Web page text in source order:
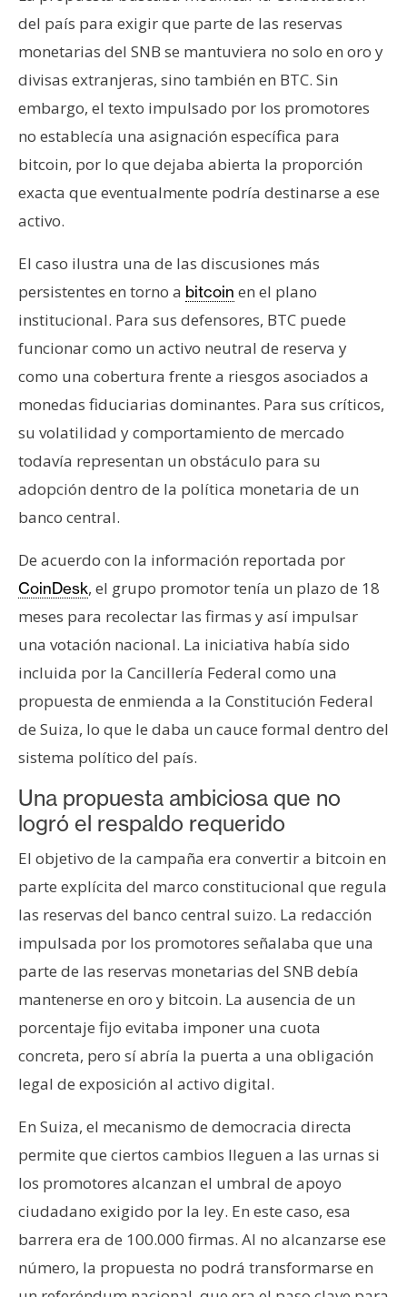
C
n
t
a
c
o
u
b
l
i
i
d
a
d
del país para exigir que parte de las reservas
monetarias del SNB se mantuviera no solo en oro y
divisas extranjeras, sino también en BTC. Sin
embargo, el texto impulsado por los promotores
no establecía una asignación específica para
bitcoin, por lo que dejaba abierta la proporción
exacta que eventualmente podría destinarse a ese
activo.
El caso ilustra una de las discusiones más
persistentes en torno a bitcoin en el plano
institucional. Para sus defensores, BTC puede
funcionar como un activo neutral de reserva y
como una cobertura frente a riesgos asociados a
monedas fiduciarias dominantes. Para sus críticos,
su volatilidad y comportamiento de mercado
todavía representan un obstáculo para su
adopción dentro de la política monetaria de un
banco central.
De acuerdo con la información reportada por
CoinDesk, el grupo promotor tenía un plazo de 18
meses para recolectar las firmas y así impulsar
una votación nacional. La iniciativa había sido
incluida por la Cancillería Federal como una
propuesta de enmienda a la Constitución Federal
de Suiza, lo que le daba un cauce formal dentro del
sistema político del país.
Una propuesta ambiciosa que no
logró el respaldo requerido
El objetivo de la campaña era convertir a bitcoin en
parte explícita del marco constitucional que regula
las reservas del banco central suizo. La redacción
impulsada por los promotores señalaba que una
parte de las reservas monetarias del SNB debía
mantenerse en oro y bitcoin. La ausencia de un
porcentaje fijo evitaba imponer una cuota
concreta, pero sí abría la puerta a una obligación
legal de exposición al activo digital.
En Suiza, el mecanismo de democracia directa
permite que ciertos cambios lleguen a las urnas si
los promotores alcanzan el umbral de apoyo
ciudadano exigido por la ley. En este caso, esa
barrera era de 100.000 firmas. Al no alcanzarse ese
número, la propuesta no podrá transformarse en